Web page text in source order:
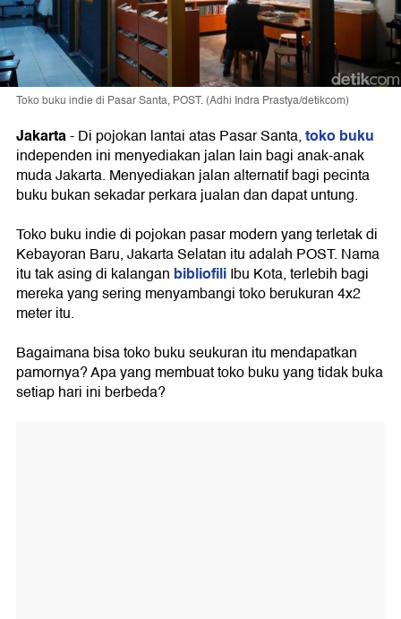
Toko buku indie di Pasar Santa, POST. (Adhi Indra Prastya/detikcom)
Jakarta-Di pojokan lantai atas Pasar Santa,toko buku
independen ini menyediakan jalan lain bagi anak-anak
muda Jakarta. Menyediakan jalan alternatif bagi pecinta
buku bukan sekadar perkara jualan dan dapat untung.
Toko buku indie di pojokan pasar modern yang terletak di
Kebayoran Baru, Jakarta Selatan itu adalah POST. Nama
itu tak asing di kalangan bibliofiliIbu Kota, terlebih bagi
mereka yang sering menyambangi toko berukuran 4x2
meter itu.
Bagaimana bisa toko buku seukuran itu mendapatkan
pamornya? Apa yang membuat toko buku yang tidak buka
setiap hari ini berbeda?